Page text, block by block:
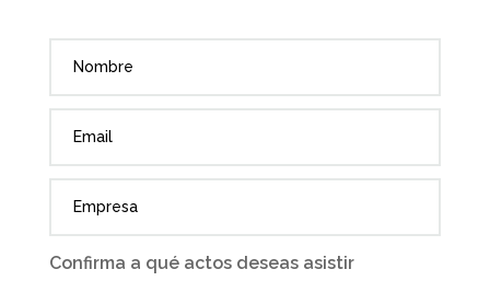
Confirma a qué actos deseas asistir